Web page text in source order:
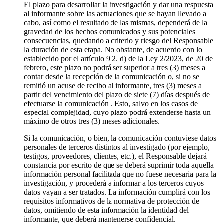
El plazo para desarrollar la investigación y dar una respuesta
al informante sobre las actuaciones que se hayan llevado a
cabo, así como el resultado de las mismas, dependerá de la
gravedad de los hechos comunicados y sus potenciales
consecuencias, quedando a criterio y riesgo del Responsable
la duración de esta etapa. No obstante, de acuerdo con lo
establecido por el artículo 9.2. d) de la Ley 2/2023, de 20 de
febrero, este plazo no podrá ser superior a tres (3) meses a
contar desde la recepción de la comunicación o, si no se
remitió un acuse de recibo al informante, tres (3) meses a
partir del vencimiento del plazo de siete (7) días después de
efectuarse la comunicación . Esto, salvo en los casos de
especial complejidad, cuyo plazo podrá extenderse hasta un
máximo de otros tres (3) meses adicionales.
Si la comunicación, o bien, la comunicación contuviese datos
personales de terceros distintos al investigado (por ejemplo,
testigos, proveedores, clientes, etc.), el Responsable dejará
constancia por escrito de que se deberá suprimir toda aquella
información personal facilitada que no fuese necesaria para la
investigación, y procederá a informar a los terceros cuyos
datos vayan a ser tratados. La información cumplirá con los
requisitos informativos de la normativa de protección de
datos, omitiendo de esta información la identidad del
informante, que deberá mantenerse confidencial.